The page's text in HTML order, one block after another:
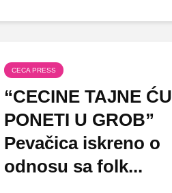
CECA PRESS
“CECINE TAJNE ĆU
PONETI U GROB”
Pevačica iskreno o
odnosu sa folk...